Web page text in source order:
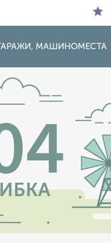
МАШИНОМЕСТА